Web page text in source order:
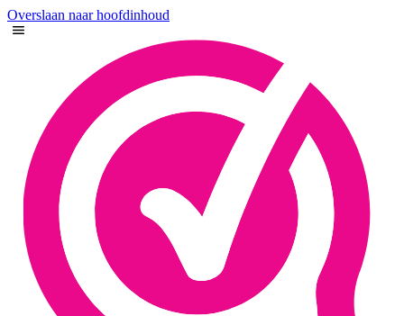
Overslaan naar hoofdinhoud